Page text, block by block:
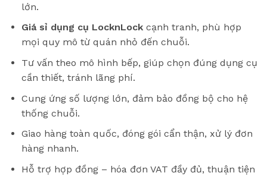
lớn.
Giá sỉ dụng cụ LocknLock cạnh tranh, phù hợp
mọi quy mô từ quán nhỏ đến chuỗi.
Tư vấn theo mô hình bếp, giúp chọn đúng dụng cụ
cần thiết, tránh lãng phí.
Cung ứng số lượng lớn, đảm bảo đồng bộ cho hệ
thống chuỗi.
Giao hàng toàn quốc, đóng gói cẩn thận, xử lý đơn
hàng nhanh.
Hỗ trợ hợp đồng – hóa đơn VAT đầy đủ, thuận tiện